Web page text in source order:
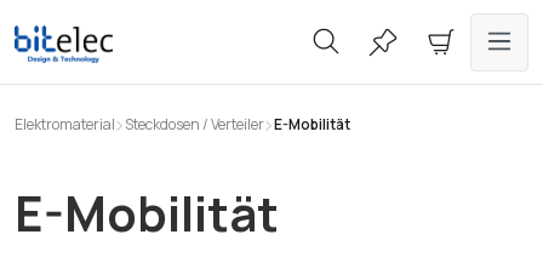
springen
Elektromaterial Steckdosen / Verteiler E-Mobilität
E-Mobilität